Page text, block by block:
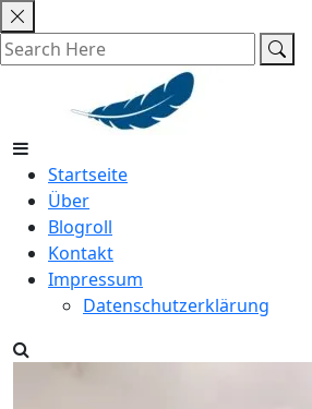
Skip
to
content
Startseite
Über
Blogroll
Kontakt
Impressum
Datenschutzerklärung